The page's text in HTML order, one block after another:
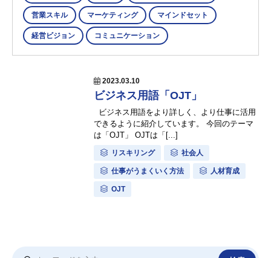
営業スキル マーケティング マインドセット
経営ビジョン コミュニケーション
2023.03.10
ビジネス用語「OJT」
ビジネス用語をより詳しく、より仕事に活用
できるように紹介しています。 今回のテーマ
は「OJT」 OJTは「[...]
リスキリング 社会人
仕事がうまくいく方法 人材育成
OJT